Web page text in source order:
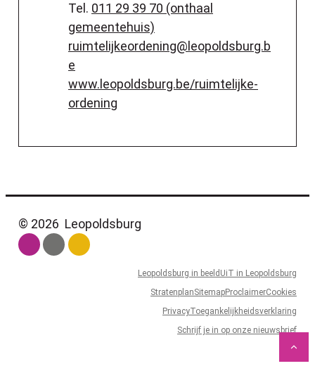
011 29 39 70 (onthaal
gemeentehuis)
E-mailruimtelijkeordening@ leopoldsburg.b
e
Websitewww.leopoldsburg.be/ruimtelijke-
ordening
© 2026 Leopoldsburg
Leopoldsburg in beeld UiT in Leopoldsburg
StratenplanSitemapProclaimerCookies
PrivacyToegankelijkheidsverklaring
Schrijf je in op onze nieuwsbrief